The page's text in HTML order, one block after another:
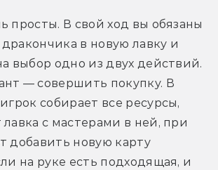
просты. В свой ход вы обязаны
в новую лавку и
выбор одно из двух действий.
— совершить покупку. В
собирает все ресурсы,
с мастерами в ней, при
добавить новую карту
на руке есть подходящая, и